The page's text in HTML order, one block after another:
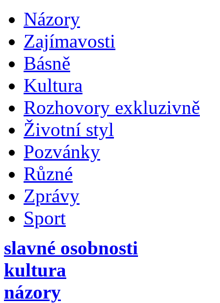
Názory
Zajímavosti
Básně
Kultura
Rozhovory exkluzivně
Životní styl
Pozvánky
Různé
Zprávy
Sport
slavné osobnosti
kultura
názory